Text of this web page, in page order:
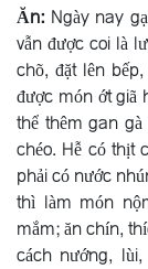
Ăn: Ngày nay
vẫn được coi là
chõ, đặt lên
được món ớt giã
thể thêm gan
chéo. Hễ có thịt
phải có nước
thì làm món
mắm; ăn chín,
cách nướng,